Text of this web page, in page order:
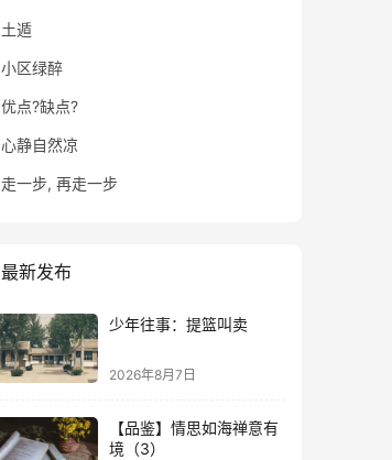
土遁
小区绿醉
优点?缺点?
心静自然凉
走一步, 再走一步
最新发布
少年往事：提篮叫卖
2026年8月7日
【品鉴】情思如海禅意有
境（3）